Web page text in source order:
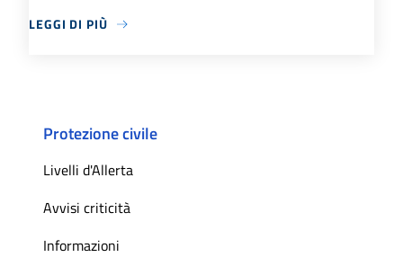
LEGGI DI PIÙ
Protezione civile
Livelli d'Allerta
Avvisi criticità
Informazioni